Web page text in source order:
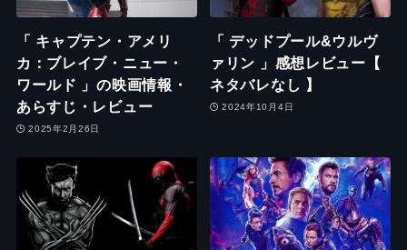
「 キャプテン・アメリ
カ：ブレイブ・ニュー・
ワールド 」の映画情報・
あらすじ・レビュー
2025年2月26日
「 デッドプール&ウルヴ
ァリン 」感想レビュー【
ネタバレなし 】
2024年10月4日